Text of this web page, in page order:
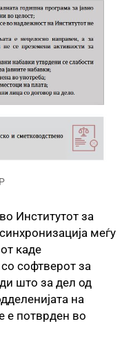
Институтот за
меѓу
каде
софтверот за
што за дел од
на
е потврден во